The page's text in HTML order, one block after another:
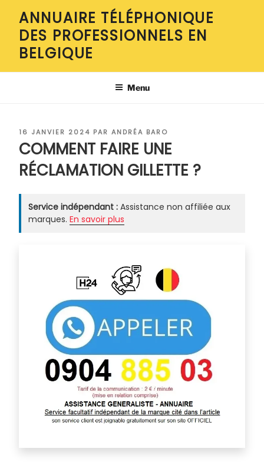
contenu
principal
ANNUAIRE TÉLÉPHONIQUE
DES PROFESSIONNELS EN
BELGIQUE
Menu
PUBLIÉ
LE
16 JANVIER 2024 PAR ANDRÉA BARO
COMMENT FAIRE UNE
RÉCLAMATION GILLETTE ?
Service indépendant : Assistance non affiliée aux
marques. En savoir plus